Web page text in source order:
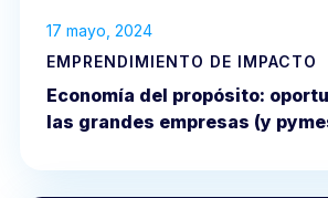
17 mayo, 2024
EMPRENDIMIENTO DE IMPACTO
Economía del propósito:
las grandes empresas (y